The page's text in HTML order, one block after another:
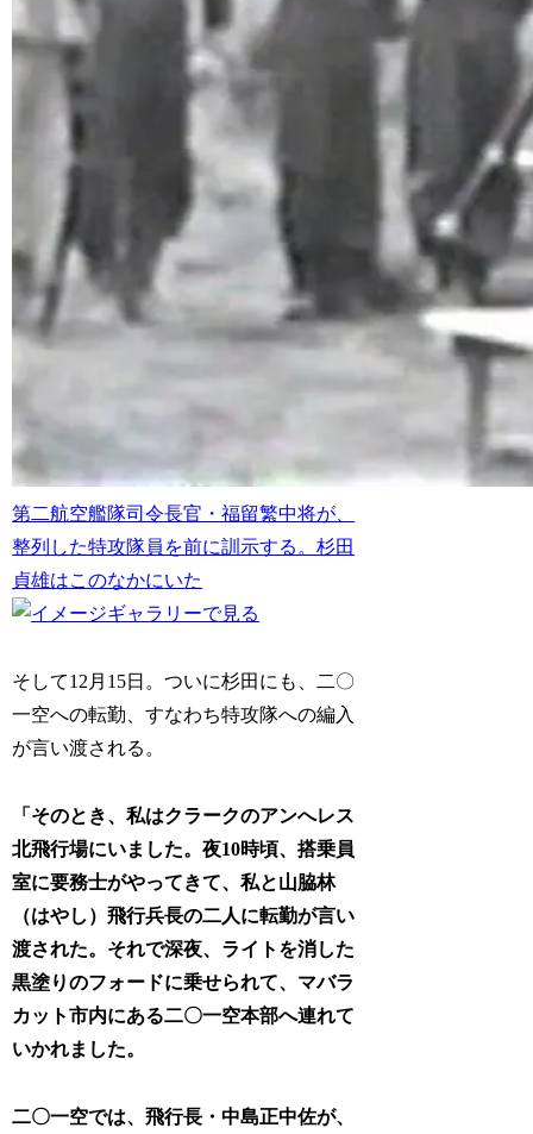
第二航空艦隊司令長官・福留繁中将が、
整列した特攻隊員を前に訓示する。杉田
貞雄はこのなかにいた
そして12月15日。ついに杉田にも、二〇
一空への転勤、すなわち特攻隊への編入
が言い渡される。
「そのとき、私はクラークのアンへレス
北飛行場にいました。夜10時頃、搭乗員
室に要務士がやってきて、私と山脇林
（はやし）飛行兵長の二人に転勤が言い
渡された。それで深夜、ライトを消した
黒塗りのフォードに乗せられて、マバラ
カット市内にある二〇一空本部へ連れて
いかれました。
二〇一空では、飛行長・中島正中佐が、